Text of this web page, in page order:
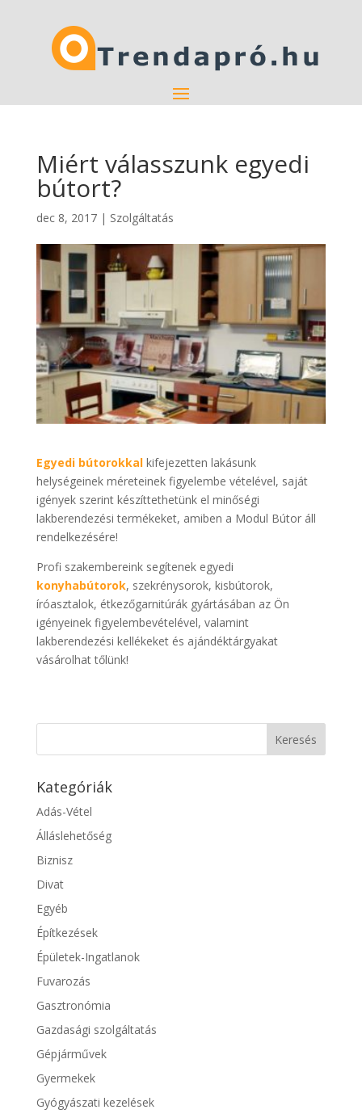
Miért válasszunk egyedi
bútort?
dec 8, 2017| Szolgáltatás
Egyedi bútorokkalkifejezetten lakásunk
helységeinek méreteinek figyelembe vételével, saját
igények szerint készíttethetünk el minőségi
lakberendezési termékeket, amiben a Modul Bútor áll
rendelkezésére!
Profi szakembereink segítenek egyedi
konyhabútorok, szekrénysorok, kisbútorok,
íróasztalok, étkezőgarnitúrák gyártásában az Ön
igényeinek figyelembevételével, valamint
lakberendezési kellékeket és ajándéktárgyakat
vásárolhat tőlünk!
Kategóriák
Adás-Vétel
Álláslehetőség
Biznisz
Divat
Egyéb
Építkezések
Épületek-Ingatlanok
Fuvarozás
Gasztronómia
Gazdasági szolgáltatás
Gépjárművek
Gyermekek
Gyógyászati kezelések